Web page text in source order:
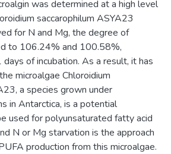
was determined at a high level
saccarophilum ASYA23
for N and Mg, the degree of
to 106.24% and 100.58%,
of incubation. As a result, it has
microalgae Chloroidium
a species grown under
in Antarctica, is a potential
used for polyunsaturated fatty acid
N or Mg starvation is the approach
production from this microalgae.